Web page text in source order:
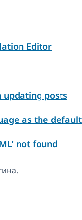
Editor
posts
as the default
not found